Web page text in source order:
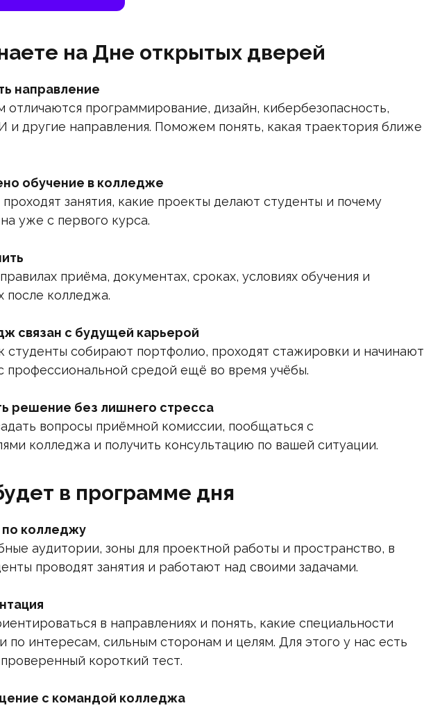
на Дне открытых дверей
направление
отличаются программирование, дизайн, кибербезопасность,
и другие направления. Поможем понять, какая траектория ближе
обучение в колледже
занятия, какие проекты делают студенты и почему
уже с первого курса.
приёма, документах, сроках, условиях обучения и
после колледжа.
связан с будущей карьерой
студенты собирают портфолио, проходят стажировки и начинают
профессиональной средой ещё во время учёбы.
решение без лишнего стресса
вопросы приёмной комиссии, пообщаться с
колледжа и получить консультацию по вашей ситуации.
в программе дня
по колледжу
аудитории, зоны для проектной работы и пространство, в
проводят занятия и работают над своими задачами.
в направлениях и понять, какие специальности
по интересам, сильным сторонам и целям. Для этого у нас есть
короткий тест.
с командой колледжа